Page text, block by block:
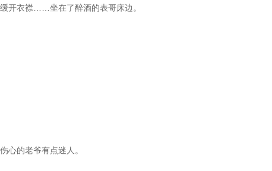
开衣襟……坐在了醉酒的表哥床边。
心的老爷有点迷人。